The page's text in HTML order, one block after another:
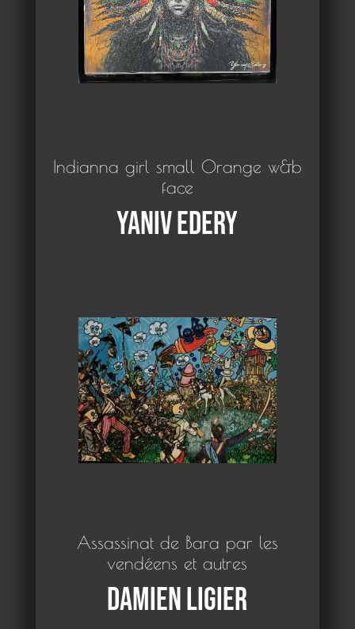
Indianna girl small Orange w&b
face
Yaniv Edery
Assassinat de Bara par les
vendéens et autres
Damien Ligier